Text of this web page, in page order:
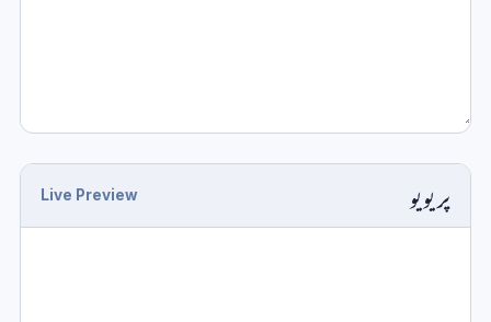
پریویو Live Preview